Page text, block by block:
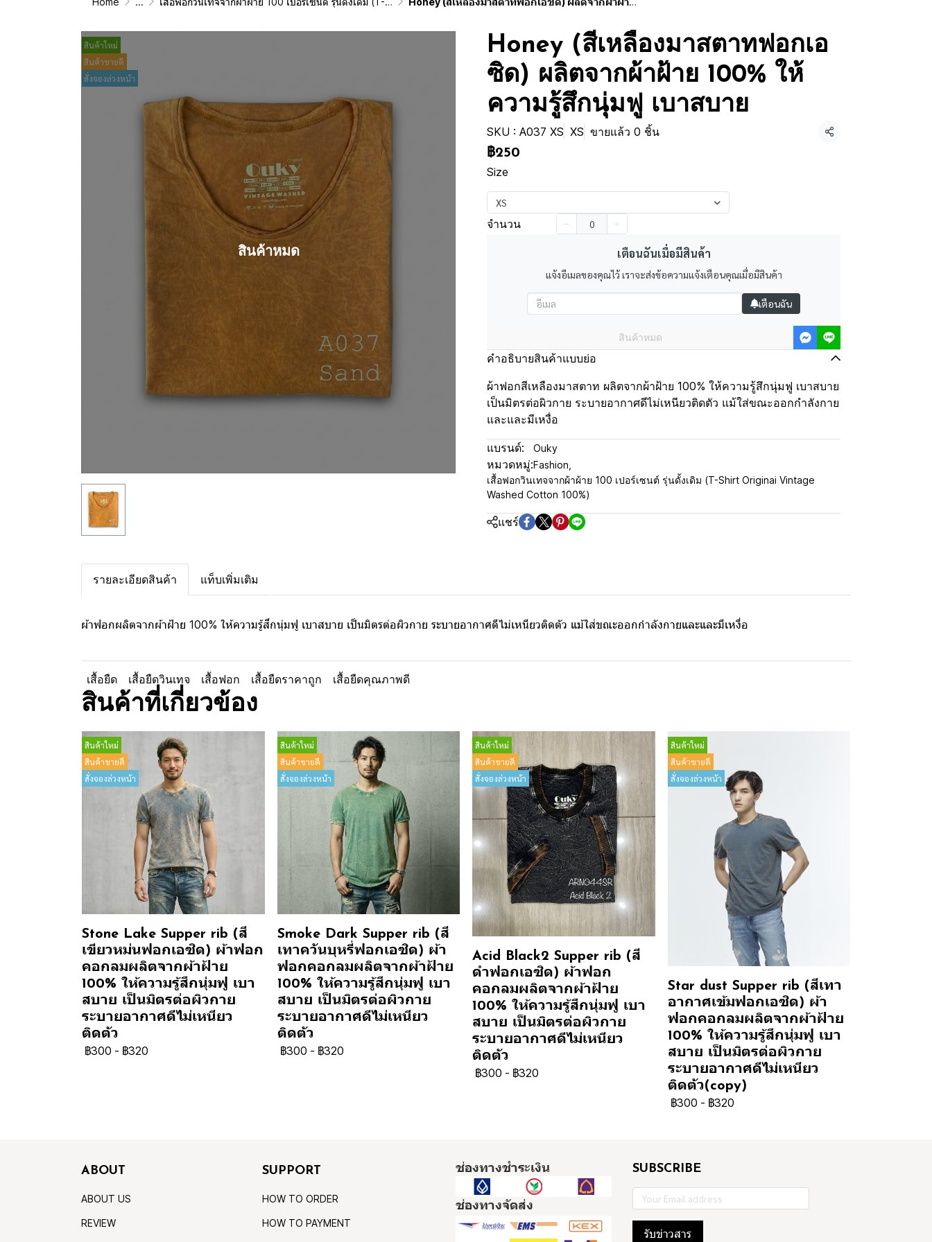
สินค้าใหม่
สินค้าขายดี
สั่งจองล่วงหน้า
สินค้าหมด
Honey (สีเหลืองมาสตาทฟอกเอ
ซิด) ผลิตจากผ้าฝ้าย 100% ให้
ความรู้สึกนุ่มฟู เบาสบาย
SKU : A037 XS XS ขายแล้ว 0 ชิ้น แชร์
฿250
Size
XS
จำนวน
เตือนฉันเมื่อมีสินค้า
แจ้งอีเมลของคุณไว้ เราจะส่งข้อความแจ้งเตือนคุณเมื่อมีสินค้า
เตือนฉัน
สินค้าหมด
คำอธิบายสินค้าแบบย่อ
ผ้าฟอกสีเหลืองมาสตาท ผลิตจากผ้าฝ้าย 100% ให้ความรู้สึกนุ่มฟู เบาสบาย
เป็นมิตรต่อผิวกาย ระบายอากาศดีไม่เหนียวติดตัว แม้ใส่ขณะออกกำลังกาย
และและมีเหงื่อ
แบรนด์: Ouky
หมวดหมู่:Fashion
เสื้อฟอกวินเทจจากผ้าผ้าย 100 เปอร์เซนต์ รุ่นดั้งเดิม (T-Shirt Originai Vintage
Washed Cotton 100%)
แชร์
รายละเอียดสินค้า แท็บเพิ่มเติม
ผ้าฟอกผลิตจากผ้าฝ้าย 100% ให้ความรู้สึกนุ่มฟู เบาสบาย เป็นมิตรต่อผิวกาย ระบายอากาศดีไม่เหนียวติดตัว แม้ใส่ขณะออกกำลังกายและและมีเหงื่อ
เสื้อยืด เสื้อยืดวินเทจ เสื้อฟอก เสื้อยืดราคาถูก เสื้อยืดคุณภาพดี
สินค้าที่เกี่ยวข้อง
สินค้าใหม่
สินค้าขายดี
สั่งจองล่วงหน้า
Stone Lake Supper rib (สี
เขียวหม่นฟอกเอซิด) ผ้าฟอก
คอกลมผลิตจากผ้าฝ้าย
100% ให้ความรู้สึกนุ่มฟู เบา
สบาย เป็นมิตรต่อผิวกาย
ระบายอากาศดีไม่เหนียว
ติดตัว
฿300 - ฿320
สินค้าใหม่
สินค้าขายดี
สั่งจองล่วงหน้า
Smoke Dark Supper rib (สี
เทาควันบุหรี่ฟอกเอซิด) ผ้า
ฟอกคอกลมผลิตจากผ้าฝ้าย
100% ให้ความรู้สึกนุ่มฟู เบา
สบาย เป็นมิตรต่อผิวกาย
ระบายอากาศดีไม่เหนียว
ติดตัว
฿300 - ฿320
สินค้าใหม่
สินค้าขายดี
สั่งจองล่วงหน้า
Acid Black2 Supper rib (สี
ดำฟอกเอซิด) ผ้าฟอก
คอกลมผลิตจากผ้าฝ้าย
100% ให้ความรู้สึกนุ่มฟู เบา
สบาย เป็นมิตรต่อผิวกาย
ระบายอากาศดีไม่เหนียว
ติดตัว
฿300 - ฿320
สินค้าใหม่
สินค้าขายดี
สั่งจองล่วงหน้า
Star dust Supper rib (สีเทา
อากาศเข้มฟอกเอซิด) ผ้า
ฟอกคอกลมผลิตจากผ้าฝ้าย
100% ให้ความรู้สึกนุ่มฟู เบา
สบาย เป็นมิตรต่อผิวกาย
ระบายอากาศดีไม่เหนียว
ติดตัว(copy)
฿300 - ฿320
ABOUT
ABOUT US
REVIEW
SUPPORT
HOW TO ORDER
HOW TO PAYMENT
ช่องทางชำระเงิน
ช่องทางจัดส่ง
SUBSCRIBE
รับข่าวสาร